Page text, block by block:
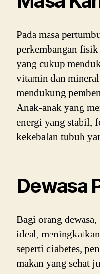
Pada masa
perkembangan
yang cukup
vitamin dan
mendukung
Anak-anak yang
energi yang stabil,
kekebalan tubuh
Dewasa
Bagi orang
ideal,
seperti diabetes,
makan yang sehat